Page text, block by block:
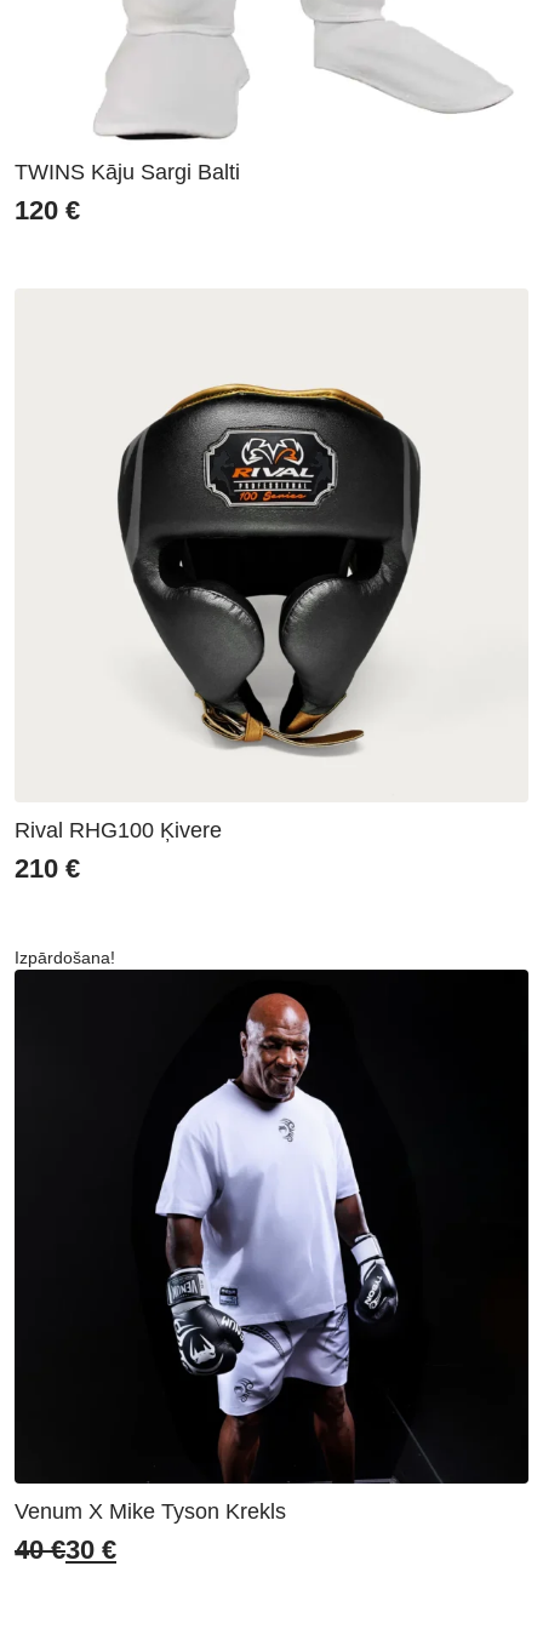
TWINS Kāju Sargi Balti
120 €
Rival RHG100 Ķivere
210 €
Izpārdošana!
Venum X Mike Tyson Krekls
40€
Original
30 €
Current